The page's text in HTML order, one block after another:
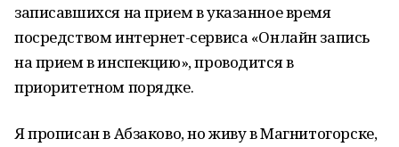
записавшихся на прием в указанное время
посредством интернет-сервиса «Онлайн запись
на прием в инспекцию», проводится в
приоритетном порядке.
Я прописан в Абзаково, но живу в Магнитогорске,